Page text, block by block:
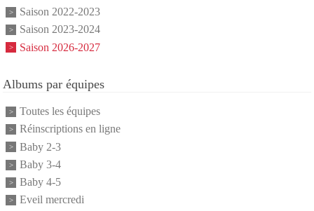
Saison 2022-2023
Saison 2023-2024
Saison 2026-2027
Albums par équipes
Toutes les équipes
Réinscriptions en ligne
Baby 2-3
Baby 3-4
Baby 4-5
Eveil mercredi